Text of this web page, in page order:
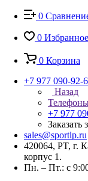
0
0 Избранное
0 Корзина
+7 977 090-92-
Назад
+7 977
Заказать
sales@sportlp.ru
420064, PT, г.
корпус 1.
Пн. – Пт.: с